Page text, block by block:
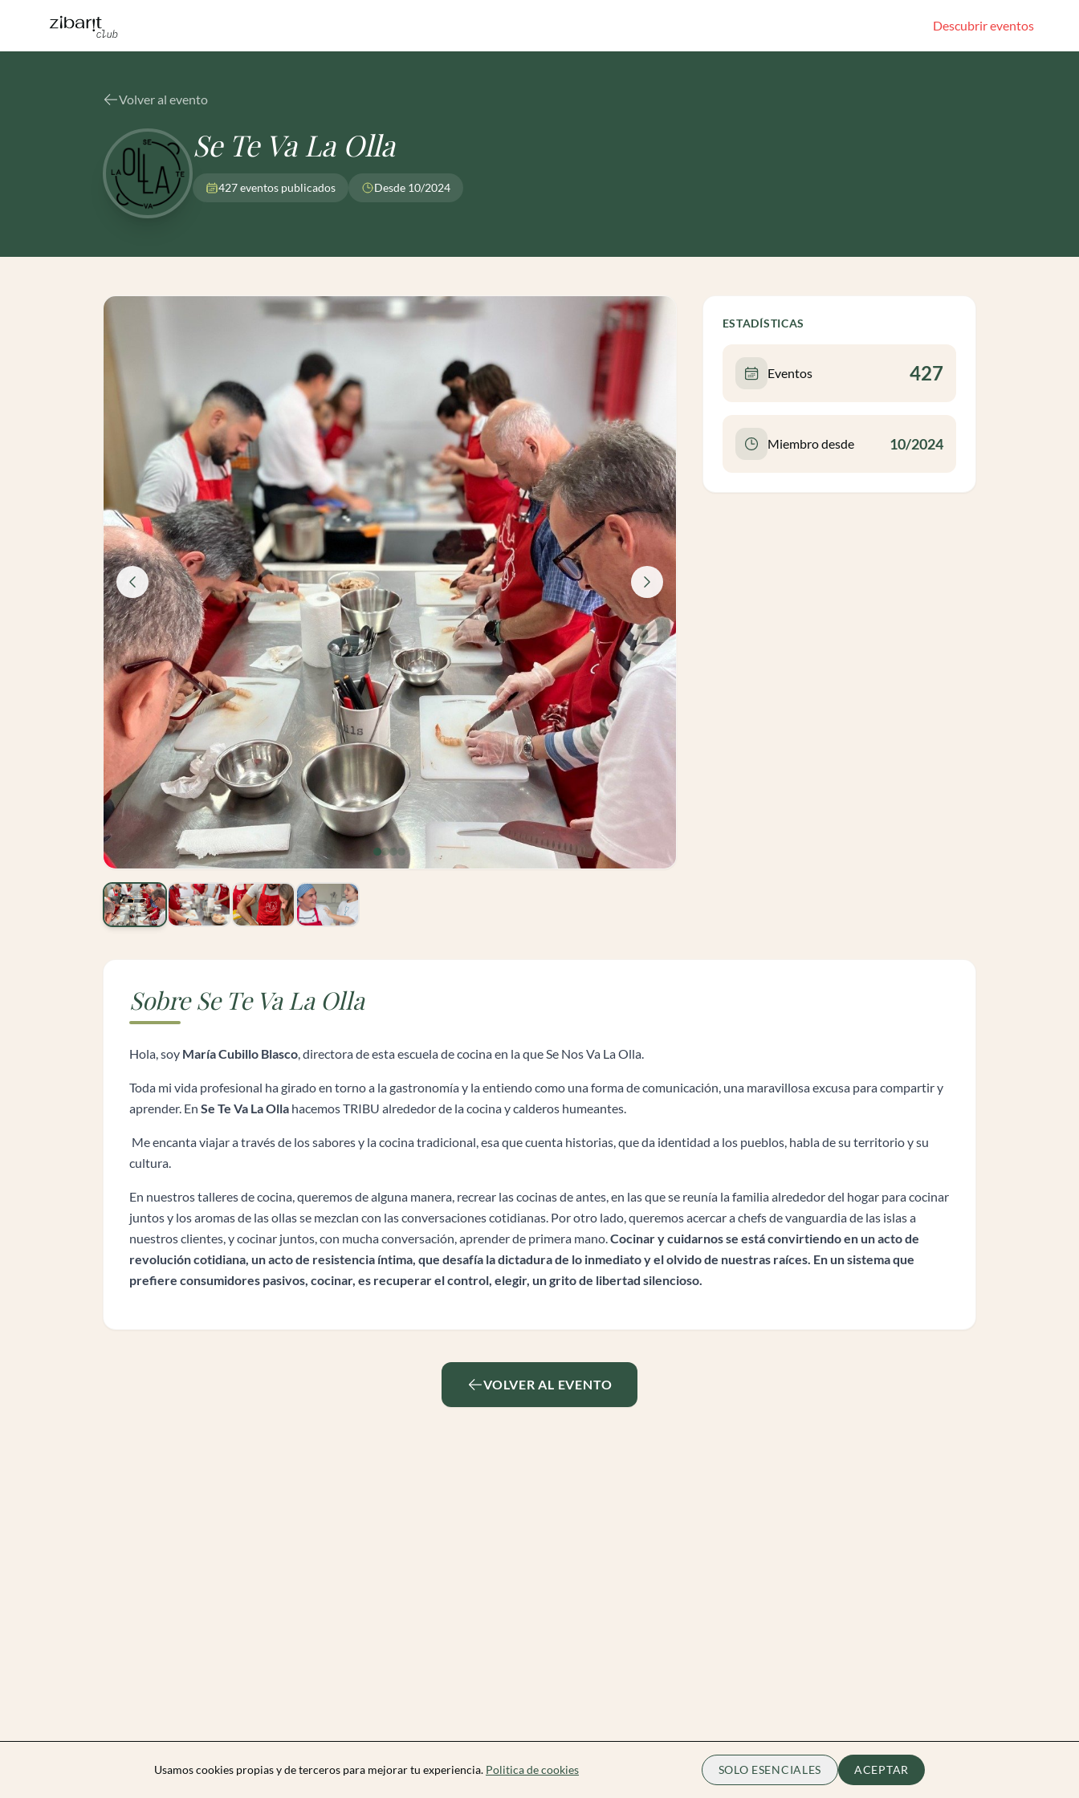
Descubrir eventos
Volver al evento
Se Te Va La Olla
427 eventos publicados Desde 10/2024
ESTADÍSTICAS
Eventos 427
Miembro desde 10/2024
Sobre Se Te Va La Olla
Hola, soy María Cubillo Blasco , directora de esta escuela de cocina en la que Se Nos Va La Olla.
Toda mi vida profesional ha girado en torno a la gastronomía y la entiendo como una forma de comunicación, una maravillosa excusa para compartir y
aprender. En Se Te Va La Olla hacemos TRIBU alrededor de la cocina y calderos humeantes.
Me encanta viajar a través de los sabores y la cocina tradicional, esa que cuenta historias, que da identidad a los pueblos, habla de su territorio y su
cultura.
En nuestros talleres de cocina, queremos de alguna manera, recrear las cocinas de antes, en las que se reunía la familia alrededor del hogar para cocinar
juntos y los aromas de las ollas se mezclan con las conversaciones cotidianas. Por otro lado, queremos acercar a chefs de vanguardia de las islas a
nuestros clientes, y cocinar juntos, con mucha conversación, aprender de primera mano. Cocinar y cuidarnos se está convirtiendo en un acto de
revolución cotidiana, un acto de resistencia íntima, que desafía la dictadura de lo inmediato y el olvido de nuestras raíces. En un sistema que
prefiere consumidores pasivos, cocinar, es recuperar el control, elegir, un grito de libertad silencioso.
VOLVER AL EVENTO
Usamos cookies propias y de terceros para mejorar tu experiencia. Politica de cookies SOLO ESENCIALES ACEPTAR